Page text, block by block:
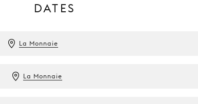
DATES
La Monnaie
La Monnaie